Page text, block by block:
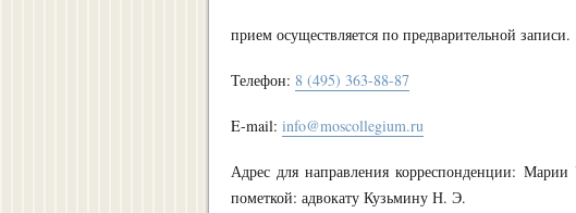
прием осуществляется по предварительной записи.
Телефон: 8 (495) 363-88-87
E-mail: info@moscollegium.ru
Адрес для направления корреспонденции:
пометкой: адвокату Кузьмину Н. Э.